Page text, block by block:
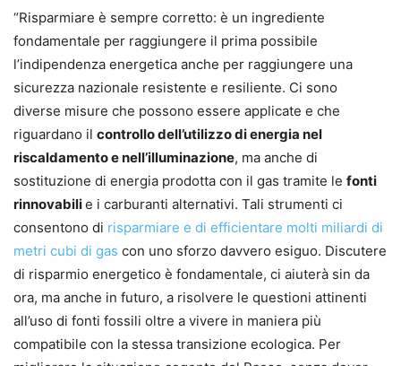
“Risparmiare è sempre corretto: è un ingrediente
fondamentale per raggiungere il prima possibile
l’indipendenza energetica anche per raggiungere una
sicurezza nazionale resistente e resiliente. Ci sono
diverse misure che possono essere applicate e che
riguardano il controllo dell’utilizzo di energia nel
riscaldamento e nell’illuminazione, ma anche di
sostituzione di energia prodotta con il gas tramite le fonti
rinnovabilie i carburanti alternativi. Tali strumenti ci
consentono di risparmiare e di efficientare molti miliardi di
metri cubi di gas con uno sforzo davvero esiguo. Discutere
di risparmio energetico è fondamentale, ci aiuterà sin da
ora, ma anche in futuro, a risolvere le questioni attinenti
all’uso di fonti fossili oltre a vivere in maniera più
compatibile con la stessa transizione ecologica. Per